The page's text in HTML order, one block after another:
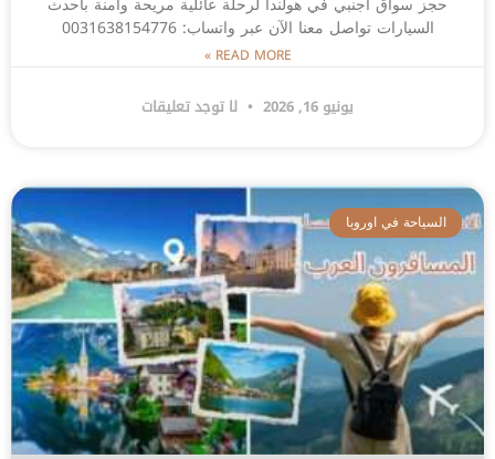
السيارات تواصل معنا الآن عبر واتساب: 0031638154776
READ MORE »
يونيو 16, 2026 لا توجد تعليقات
السياحة في اوروبا